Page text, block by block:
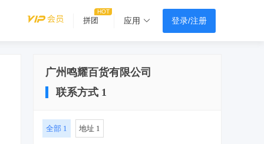
拼团 应用 登录/注册
广州鸣耀百货有限公司
联系方式 1
全部 1 地址 1